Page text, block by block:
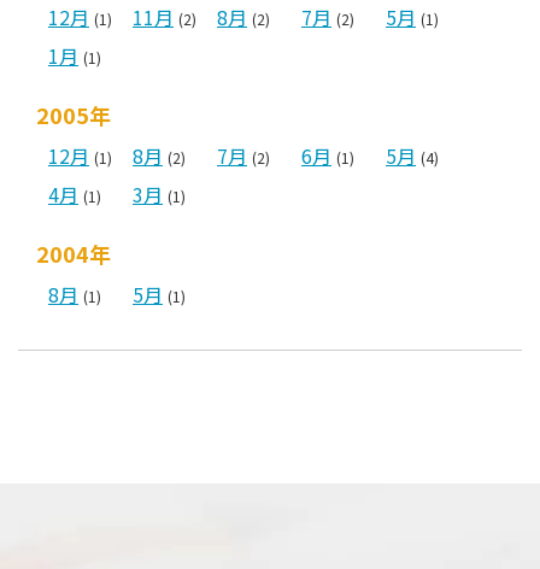
12月 (1) 11月 (2) 8月 (2) 7月 (2) 5月 (1)
1月 (1)
2005年
12月 (1) 8月 (2) 7月 (2) 6月 (1) 5月 (4)
4月 (1) 3月 (1)
2004年
8月 (1) 5月 (1)